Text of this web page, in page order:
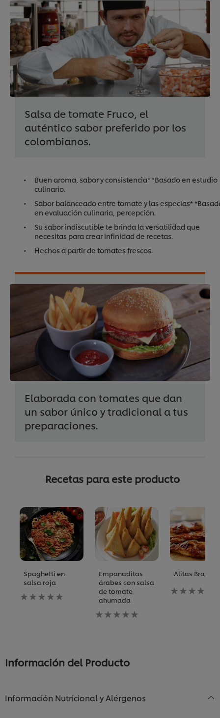
Salsa de tomate Fruco, el
auténtico sabor preferido por los
colombianos.
Buen aroma, sabor y consistencia* *Basado en estudio
culinario.
Sabor balanceado entre tomate y las especias*
en evaluación culinaria, percepción.
Su sabor indiscutible te brinda la versatilidad que
necesitas para crear infinidad de recetas.
Hechos a partir de tomates frescos.
Elaborada con tomates que dan
un sabor único y tradicional a tus
preparaciones.
Recetas para este producto
Spaghetti en
salsa roja
No
se
Empanaditas
árabes con salsa
de tomate
ahumada
No
se
este
Alitas Bravas
No
se
Información del Producto
Información Nutricional y Alérgenos